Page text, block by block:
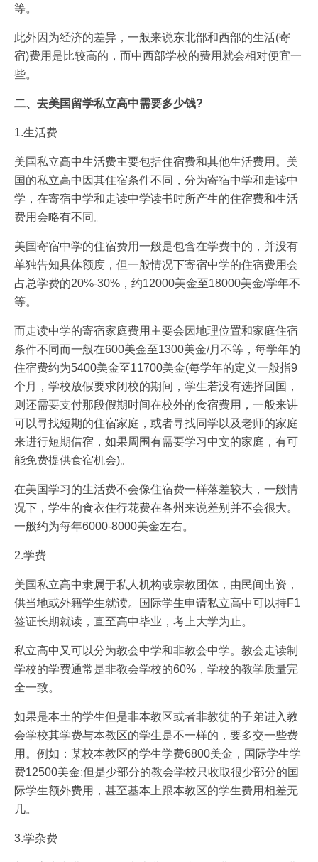
等。
此外因为经济的差异，一般来说东北部和西部的生活(寄
宿)费用是比较高的，而中西部学校的费用就会相对便宜一
些。
二、去美国留学私立高中需要多少钱?
1.生活费
美国私立高中生活费主要包括住宿费和其他生活费用。美
国的私立高中因其住宿条件不同，分为寄宿中学和走读中
学，在寄宿中学和走读中学读书时所产生的住宿费和生活
费用会略有不同。
美国寄宿中学的住宿费用一般是包含在学费中的，并没有
单独告知具体额度，但一般情况下寄宿中学的住宿费用会
占总学费的20%-30%，约12000美金至18000美金/学年不
等。
而走读中学的寄宿家庭费用主要会因地理位置和家庭住宿
条件不同而一般在600美金至1300美金/月不等，每学年的
住宿费约为5400美金至11700美金(每学年的定义一般指9
个月，学校放假要求闭校的期间，学生若没有选择回国，
则还需要支付那段假期时间在校外的食宿费用，一般来讲
可以寻找短期的住宿家庭，或者寻找同学以及老师的家庭
来进行短期借宿，如果周围有需要学习中文的家庭，有可
能免费提供食宿机会)。
在美国学习的生活费不会像住宿费一样落差较大，一般情
况下，学生的食衣住行花费在各州来说差别并不会很大。
一般约为每年6000-8000美金左右。
2.学费
美国私立高中隶属于私人机构或宗教团体，由民间出资，
供当地或外籍学生就读。国际学生申请私立高中可以持F1
签证长期就读，直至高中毕业，考上大学为止。
私立高中又可以分为教会中学和非教会中学。教会走读制
学校的学费通常是非教会学校的60%，学校的教学质量完
全一致。
如果是本土的学生但是非本教区或者非教徒的子弟进入教
会学校其学费与本教区的学生是不一样的，要多交一些费
用。例如：某校本教区的学生学费6800美金，国际学生学
费12500美金;但是少部分的教会学校只收取很少部分的国
际学生额外费用，甚至基本上跟本教区的学生费用相差无
几。
3.学杂费